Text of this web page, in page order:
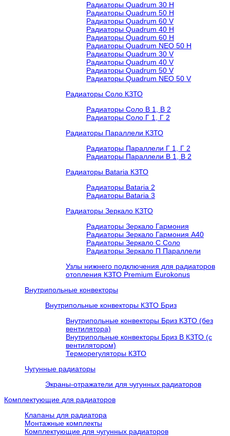
Радиаторы Quadrum 30 H
Радиаторы Quadrum 50 H
Радиаторы Quadrum 60 V
Радиаторы Quadrum 40 H
Радиаторы Quadrum 60 H
Радиаторы Quadrum NEO 50 H
Радиаторы Quadrum 30 V
Радиаторы Quadrum 40 V
Радиаторы Quadrum 50 V
Радиаторы Quadrum NEO 50 V
Радиаторы Соло КЗТО
Радиаторы Соло В 1, В 2
Радиаторы Соло Г 1, Г 2
Радиаторы Параллели КЗТО
Радиаторы Параллели Г 1, Г 2
Радиаторы Параллели В 1, В 2
Радиаторы Bataria КЗТО
Радиаторы Bataria 2
Радиаторы Bataria 3
Радиаторы Зеркало КЗТО
Радиаторы Зеркало Гармония
Радиаторы Зеркало Гармония А40
Радиаторы Зеркало С Соло
Радиаторы Зеркало П Параллели
Узлы нижнего подключения для радиаторов
отопления КЗТО Premium Eurokonus
Внутрипольные конвекторы
Внутрипольные конвекторы КЗТО Бриз
Внутрипольные конвекторы Бриз КЗТО (без
вентилятора)
Внутрипольные конвекторы Бриз В КЗТО (с
вентилятором)
Терморегуляторы КЗТО
Чугунные радиаторы
Экраны-отражатели для чугунных радиаторов
Комплектующие для радиаторов
Клапаны для радиатора
Монтажные комплекты
Комплектующие для чугунных радиаторов